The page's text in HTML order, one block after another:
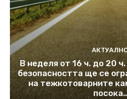
В неделя от 16 ч. до 20
безопасността ще се
на тежкотоварните